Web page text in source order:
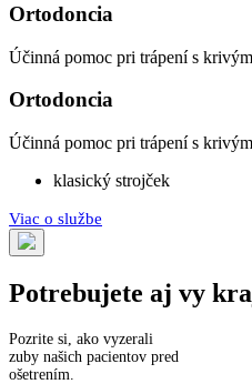
Ortodoncia
Účinná pomoc pri trápení s
Ortodoncia
Účinná pomoc pri trápení s
klasický strojček
Viac o službe
Potrebujete aj vy
Pozrite si, ako vyzerali
zuby našich pacientov pred
ošetrením.